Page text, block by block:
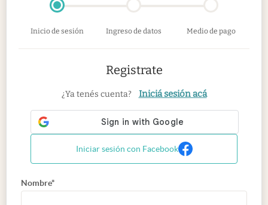
Inicio de sesión Ingreso de datos Medio de pago
Registrate
¿Ya tenés cuenta? Iniciá sesión acá
Iniciar sesión con Facebook
Nombre*